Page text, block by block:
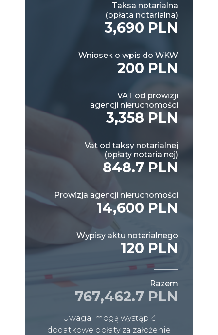
Taksa notarialna
(opłata notarialna)
3,690 PLN
Wniosek o wpis do WKW
200 PLN
VAT od prowizji
agencji nieruchomości
3,358 PLN
Vat od taksy notarialnej
(opłaty notarialnej)
848.7 PLN
Prowizja agencji nieruchomości
14,600 PLN
Wypisy aktu notarialnego
120 PLN
Razem
767,462.7 PLN
Uwaga: mogą wystąpić
dodatkowe opłaty za założenie